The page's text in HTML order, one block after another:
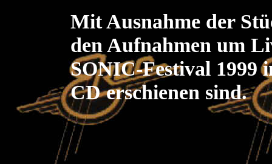
Mit Ausnahme der
den Aufnahmen um
SONIC-Festival 1999
CD erschienen sind.